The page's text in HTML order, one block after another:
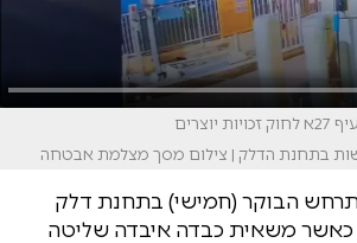
בתחנת הדלק | צילום מסך מצלמת אבטחה
התרחש הבוקר (חמישי) בתחנת דלק
כאשר משאית כבדה איבדה שליטה